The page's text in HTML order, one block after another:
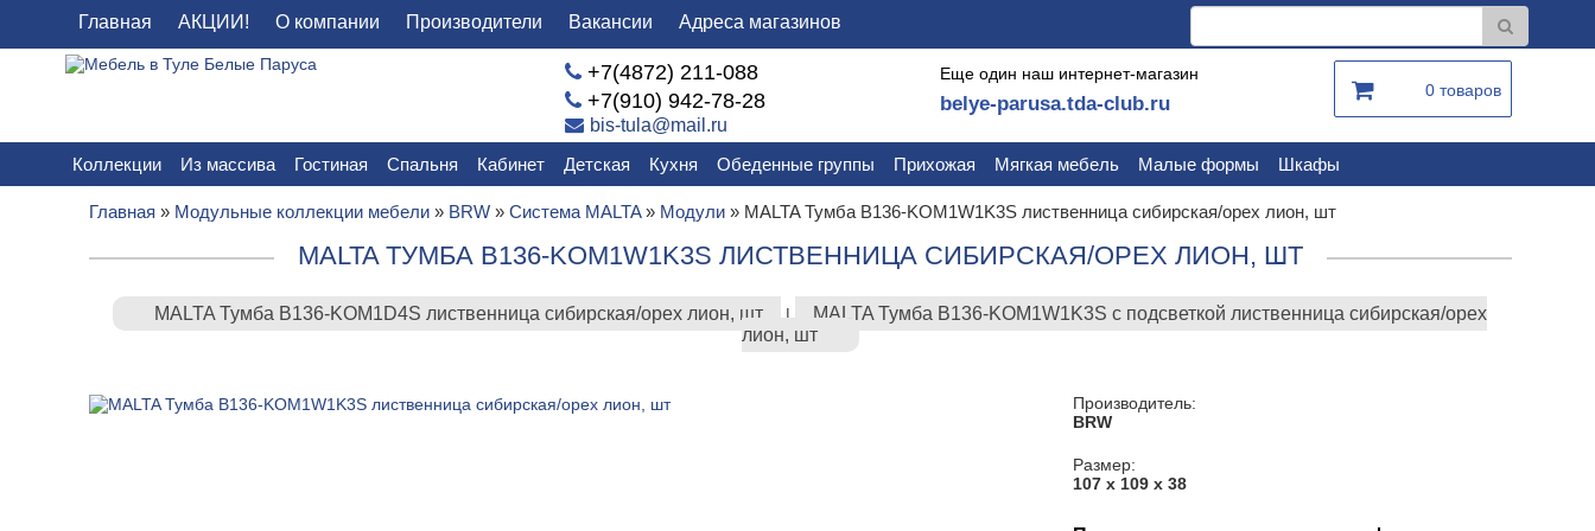
Главная АКЦИИ! О компании Производители Вакансии Адреса магазинов
+7(4872) 211-088
+7(910) 942-78-28
bis-tula@mail.ru
Еще один наш интернет-магазин
belye-parusa.tda-club.ru
0 товаров
Коллекции Из массива Гостиная Спальня Кабинет Детская Кухня Обеденные группы Прихожая Мягкая мебель Малые формы Шкафы
Главная » Модульные коллекции мебели » BRW »Система MALTA» Модули » MALTA Тумба B136-KOM1W1K3S лиственница сибирская/орех лион, шт
MALTA ТУМБА B136-KOM1W1K3S ЛИСТВЕННИЦА СИБИРСКАЯ/ОРЕХ ЛИОН, ШТ
MALTA Тумба B136-KOM1D4S лиственница сибирская/орех лион, шт |
MALTA Тумба B136-KOM1W1K3S с подсветкой лиственница сибирская/орех
лион, шт
Производитель:
BRW
Размер:
107 х 109 х 38